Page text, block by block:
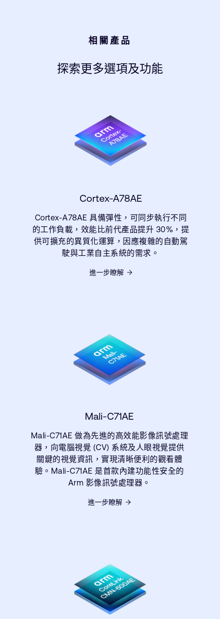
相關產品
探索更多選項及功能
Cortex-A78AE
Cortex-A78AE 具備彈性，可同步執行不同
的工作負載，效能比前代產品提升 30%，提
供可擴充的異質化運算，因應複雜的自動駕
駛與工業自主系統的需求。
進一步瞭解
Mali-C71AE
Mali-C71AE 做為先進的高效能影像訊號處理
器，向電腦視覺 (CV) 系統及人眼視覺提供
關鍵的視覺資訊，實現清晰便利的觀看體
驗。Mali-C71AE 是首款內建功能性安全的
Arm 影像訊號處理器。
進一步瞭解